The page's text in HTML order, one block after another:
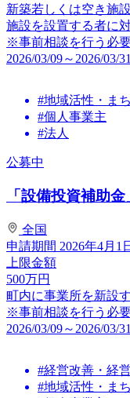
新築若しくは空き施
施設を設置する者に
※事前相談を行う必
2026/03/09～2026/03/
#地域活性・ま
#個人事業主
#法人
公募中
「設備投資補助金
全国
申請期間 2026年4月1
上限金額
500万円
町内に事業所を新設
※事前相談を行う必
2026/03/09～2026/03/
#経営改善・経
#地域活性・ま